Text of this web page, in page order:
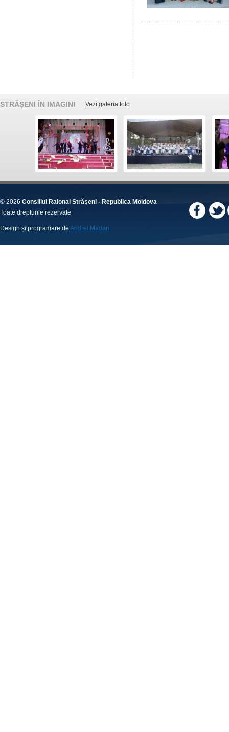
STRĂȘENI ÎN IMAGINI Vezi galeria foto
© 2026 Consiliul Raional Strășeni - Republica Moldova
Toate drepturile rezervate
Design și programare de Andrei Madan